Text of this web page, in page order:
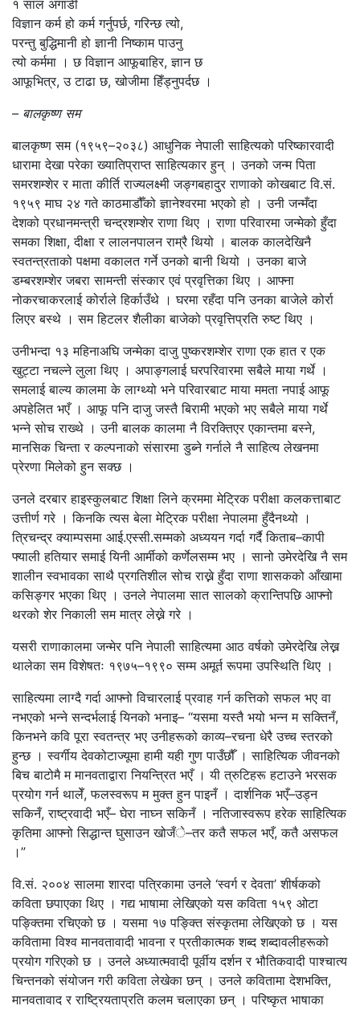
१ साल अगाडी
विज्ञान कर्म हो कर्म गर्नुपर्छ, गरिन्छ त्यो,
परन्तु बुद्धिमानी हो ज्ञानी निष्काम पाउनु
त्यो कर्ममा । छ विज्ञान आफूबाहिर, ज्ञान छ
आफूभित्र, उ टाढा छ, खोजीमा हिँड्नुपर्दछ ।
– बालकृष्ण सम
बालकृष्ण सम (१९५९–२०३८) आधुनिक नेपाली साहित्यको परिष्कारवादी
धारामा देखा परेका ख्यातिप्राप्त साहित्यकार हुन् । उनको जन्म पिता
समरशम्शेर र माता कीर्ति राज्यलक्ष्मी जङ्गबहादुर राणाको कोखबाट वि.सं.
१९५९ माघ २४ गते काठमाडौँको ज्ञानेश्वरमा भएको हो । उनी जन्मँदा
देशको प्रधानमन्त्री चन्द्रशम्शेर राणा थिए । राणा परिवारमा जन्मेको हुँदा
समका शिक्षा, दीक्षा र लालनपालन राम्रै थियो । बालक कालदेखिनै
स्वतन्त्रताको पक्षमा वकालत गर्ने उनको बानी थियो । उनका बाजे
डम्बरशम्शेर जबरा सामन्ती संस्कार एवं प्रवृत्तिका थिए । आफ्ना
नोकरचाकरलाई कोर्राले हिर्काउँथे । घरमा रहँदा पनि उनका बाजेले कोर्रा
लिएर बस्थे । सम हिटलर शैलीका बाजेको प्रवृत्तिप्रति रुष्ट थिए ।
उनीभन्दा १३ महिनाअघि जन्मेका दाजु पुष्करशम्शेर राणा एक हात र एक
खुट्टा नचल्ने लुला थिए । अपाङ्गलाई घरपरिवारमा सबैले माया गर्थे ।
समलाई बाल्य कालमा के लाग्थ्यो भने परिवारबाट माया ममता नपाई आफू
अपहेलित भएँ । आफू पनि दाजु जस्तै बिरामी भएको भए सबैले माया गर्थे
भन्ने सोच राख्थे । उनी बालक कालमा नै विरक्तिएर एकान्तमा बस्ने,
मानसिक चिन्ता र कल्पनाको संसारमा डुब्ने गर्नाले नै साहित्य लेखनमा
प्रेरणा मिलेको हुन सक्छ ।
उनले दरबार हाइस्कुलबाट शिक्षा लिने क्रममा मेट्रिक परीक्षा कलकत्ताबाट
उत्तीर्ण गरे । किनकि त्यस बेला मेट्रिक परीक्षा नेपालमा हुँदैनथ्यो ।
त्रिचन्द्र क्याम्पसमा आई.एस्सी.सम्मको अध्ययन गर्दा गर्दै किताब–कापी
फ्याली हतियार समाई यिनी आर्मीको कर्णेलसम्म भए । सानो उमेरदेखि नै सम
शालीन स्वभावका साथै प्रगतिशील सोच राख्ने हुँदा राणा शासकको आँखामा
कसिङ्गर भएका थिए । उनले नेपालमा सात सालको क्रान्तिपछि आफ्नो
थरको शेर निकाली सम मात्र लेख्ने गरे ।
यसरी राणाकालमा जन्मेर पनि नेपाली साहित्यमा आठ वर्षको उमेरदेखि लेख्न
थालेका सम विशेषतः १९७५–१९९० सम्म अमूर्त रूपमा उपस्थिति थिए ।
साहित्यमा लाग्दै गर्दा आफ्नो विचारलाई प्रवाह गर्न कत्तिको सफल भए वा
नभएको भन्ने सन्दर्भलाई यिनको भनाइ– “यसमा यस्तै भयो भन्न म सक्तिनँ,
किनभने कवि पूरा स्वतन्त्र भए उनीहरूको काव्य–रचना धेरै उच्च स्तरको
हुन्छ । स्वर्गीय देवकोटाज्यूमा हामी यही गुण पाउँछौँ । साहित्यिक जीवनको
बिच बाटोमै म मानवताद्वारा नियन्त्रित भएँ । यी त्रुटिहरू हटाउने भरसक
प्रयोग गर्न थालेँ, फलस्वरूप म मुक्त हुन पाइनँ । दार्शनिक भएँ–उड्न
सकिनँ, राष्ट्रवादी भएँ– घेरा नाघ्न सकिनँ । नतिजास्वरूप हरेक साहित्यिक
कृतिमा आफ्नो सिद्धान्त घुसाउन खोजँे–तर कतै सफल भएँ, कतै असफल
।”
वि.सं. २००४ सालमा शारदा पत्रिकामा उनले ‘स्वर्ग र देवता’ शीर्षकको
कविता छपाएका थिए । गद्य भाषामा लेखिएको यस कविता १५९ ओटा
पङ्क्तिमा रचिएको छ । यसमा १७ पङ्क्ति संस्कृतमा लेखिएको छ । यस
कवितामा विश्व मानवतावादी भावना र प्रतीकात्मक शब्द शब्दावलीहरूको
प्रयोग गरिएको छ । उनले अध्यात्मवादी पूर्वीय दर्शन र भौतिकवादी पाश्चात्य
चिन्तनको संयोजन गरी कविता लेखेका छन् । उनले कवितामा देशभक्ति,
मानवतावाद र राष्ट्रियताप्रति कलम चलाएका छन् । परिष्कृत भाषाका